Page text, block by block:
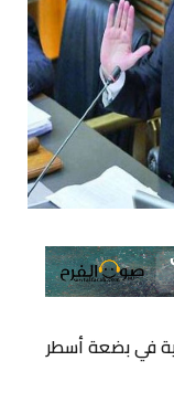
في بضعة أسطر